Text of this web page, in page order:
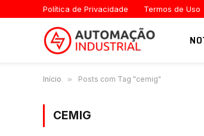
Política de Privacidade Termos de Uso
Início » Posts com Tag "cemig"
CEMIG